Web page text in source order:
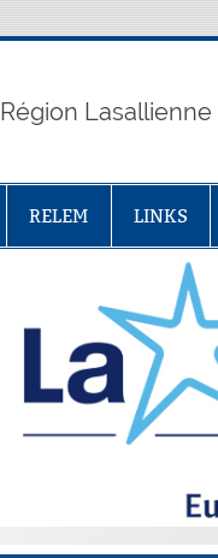
Région
RELEM LINKS